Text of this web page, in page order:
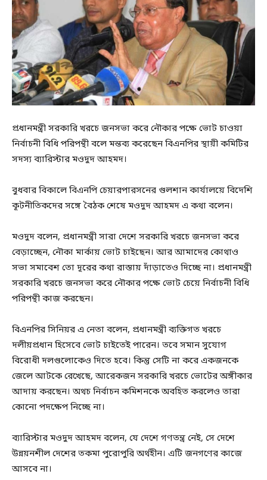
প্রধানমন্ত্রী সরকারি খরচে জনসভা করে নৌকার পক্ষে ভোট চাওয়া
নির্বাচনী বিধি পরিপন্থী বলে মন্তব্য করেছেন বিএনপির স্থায়ী কমিটির
সদস্য ব্যারিস্টার মওদুদ আহমদ।
বুধবার বিকালে বিএনপি চেয়ারপারসনের গুলশান কার্যালয়ে বিদেশি
কূটনীতিকদের সঙ্গে বৈঠক শেষে মওদুদ আহমদ এ কথা বলেন।
মওদুদ বলেন, প্রধানমন্ত্রী সারা দেশে সরকারি খরচে জনসভা করে
বেড়াচ্ছেন, নৌকা মার্কায় ভোট চাইছেন। আর আমাদের কোথাও
সভা সমাবেশ তো দূরের কথা রাস্তায় দাঁড়াতেও দিচ্ছে না। প্রধানমন্ত্রী
সরকারি খরচে জনসভা করে নৌকার পক্ষে ভোট চেয়ে নির্বাচনী বিধি
পরিপন্থী কাজ করছেন।
বিএনপির সিনিয়র এ নেতা বলেন, প্রধানমন্ত্রী ব্যক্তিগত খরচে
দলীয়প্রধান হিসেবে ভোট চাইতেই পারেন। তবে সমান সুযোগ
বিরোধী দলগুলোকেও দিতে হবে। কিন্তু সেটি না করে একজনকে
জেলে আটকে রেখেছে, আরেকজন সরকারি খরচে ভোটের অঙ্গীকার
আদায় করছেন। অথচ নির্বাচন কমিশনকে অবহিত করলেও তারা
কোনো পদক্ষেপ নিচ্ছে না।
ব্যারিস্টার মওদুদ আহমদ বলেন, যে দেশে গণতন্ত্র নেই, সে দেশে
উন্নয়নশীল দেশের তকমা পুরোপুরি অর্থহীন। এটি জনগণের কাজে
আসবে না।